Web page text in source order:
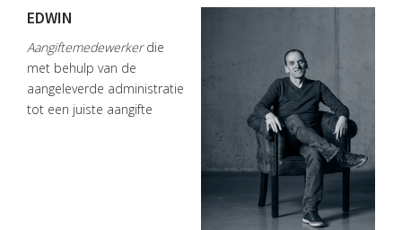
HOME
DIENSTEN
EDWIN
Aangiftemedewerkerdie
met behulp van de
aangeleverde administratie
tot een juiste aangifte